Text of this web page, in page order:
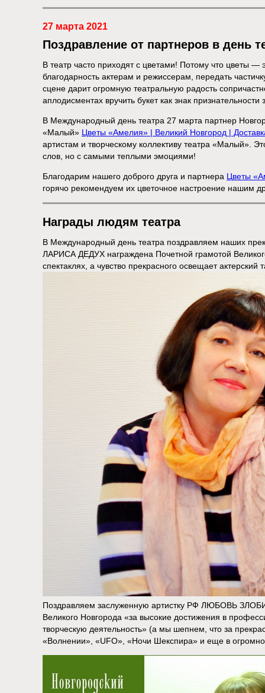
27 марта 2021
Поздравление от партнеров в день
В театр часто приходят с цветами! Потому что цветы —
благодарность актерам и режиссерам, передать
сцене дарит огромную театральную радость
аплодисментах вручить букет как знак признательности
В Международный день театра 27 марта партнер
«Малый» Цветы «Амелия» | Великий Новгород |
артистам и творческому коллективу театра «Малый».
слов, но с самыми теплыми эмоциями!
Благодарим нашего доброго друга и партнера Цветы
горячо рекомендуем их цветочное настроение нашим
Награды людям театра
В Международный день театра поздравляем наших
ЛАРИСА ДЕДУХ награждена Почетной грамотой
спектаклях, а чувство прекрасного освещает актерский
Поздравляем заслуженную артистку РФ ЛЮБОВЬ
Великого Новгорода «за высокие достижения в
творческую деятельность» (а мы шепнем, что за
«Волнении», «UFO», «Ночи Шекспира» и еще в